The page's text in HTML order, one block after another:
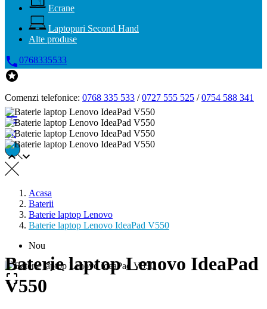
Ecrane
Laptopuri Second Hand
Alte produse
0768335533

Comenzi telefonice: 0768 335 533 /0727 555 525 /0754 588 341


Acasa
Baterii
Baterie laptop Lenovo
Baterie laptop Lenovo IdeaPad V550
Nou


Baterie laptop Lenovo IdeaPad
V550